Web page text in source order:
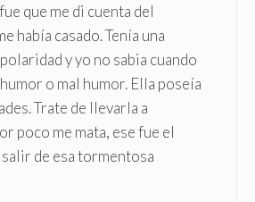
que me di cuenta del
había casado. Tenía una
y yo no sabia cuando
o mal humor. Ella poseía
Trate de llevarla a
poco me mata, ese fue el
de esa tormentosa